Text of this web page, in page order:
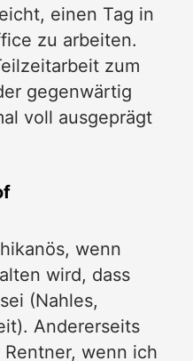
einen Tag in
zu arbeiten.
zum
gegenwärtig
voll ausgeprägt
wenn
wird, dass
(Nahles,
Andererseits
wenn ich